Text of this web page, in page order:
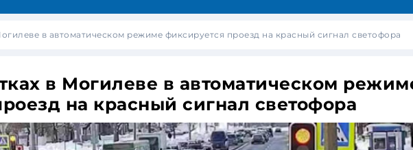
в автоматическом режиме фиксируется проезд на красный сигнал светофора
в Могилеве в автоматическом
на красный сигнал светофора